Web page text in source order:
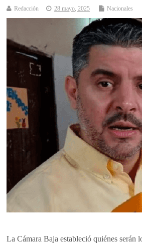
Redacción 28 mayo, 2025 Nacionales
La Cámara Baja estableció quiénes serán